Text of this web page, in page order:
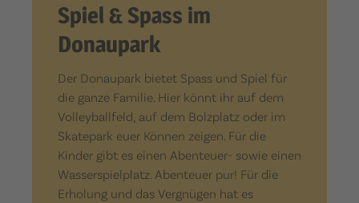
Spiel & Spass im
Donaupark
Der Donaupark bietet Spass und Spiel für
die ganze Familie. Hier könnt ihr auf dem
Volleyballfeld, auf dem Bolzplatz oder im
Skatepark euer Können zeigen. Für die
Kinder gibt es einen Abenteuer- sowie einen
Wasserspielplatz. Abenteuer pur! Für die
Erholung und das Vergnügen hat es